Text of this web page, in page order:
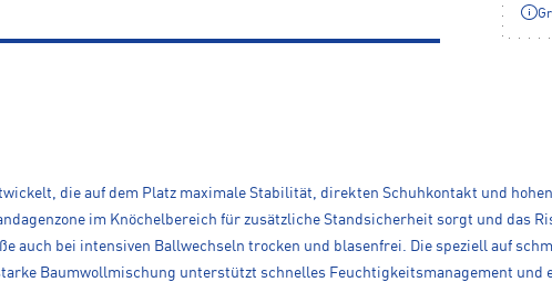
die auf dem Platz maximale Stabilität, direkten Schuhkontakt und
im Knöchelbereich für zusätzliche Standsicherheit sorgt und das
bei intensiven Ballwechseln trocken und blasenfrei. Die speziell auf
Baumwollmischung unterstützt schnelles Feuchtigkeitsmanagement und